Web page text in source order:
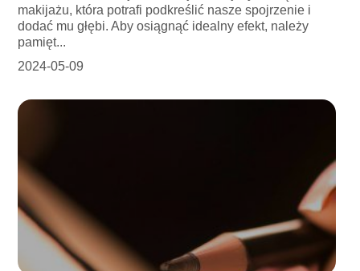
makijażu, która potrafi podkreślić nasze spojrzenie i
dodać mu głębi. Aby osiągnąć idealny efekt, należy
pamięt...
2024-05-09